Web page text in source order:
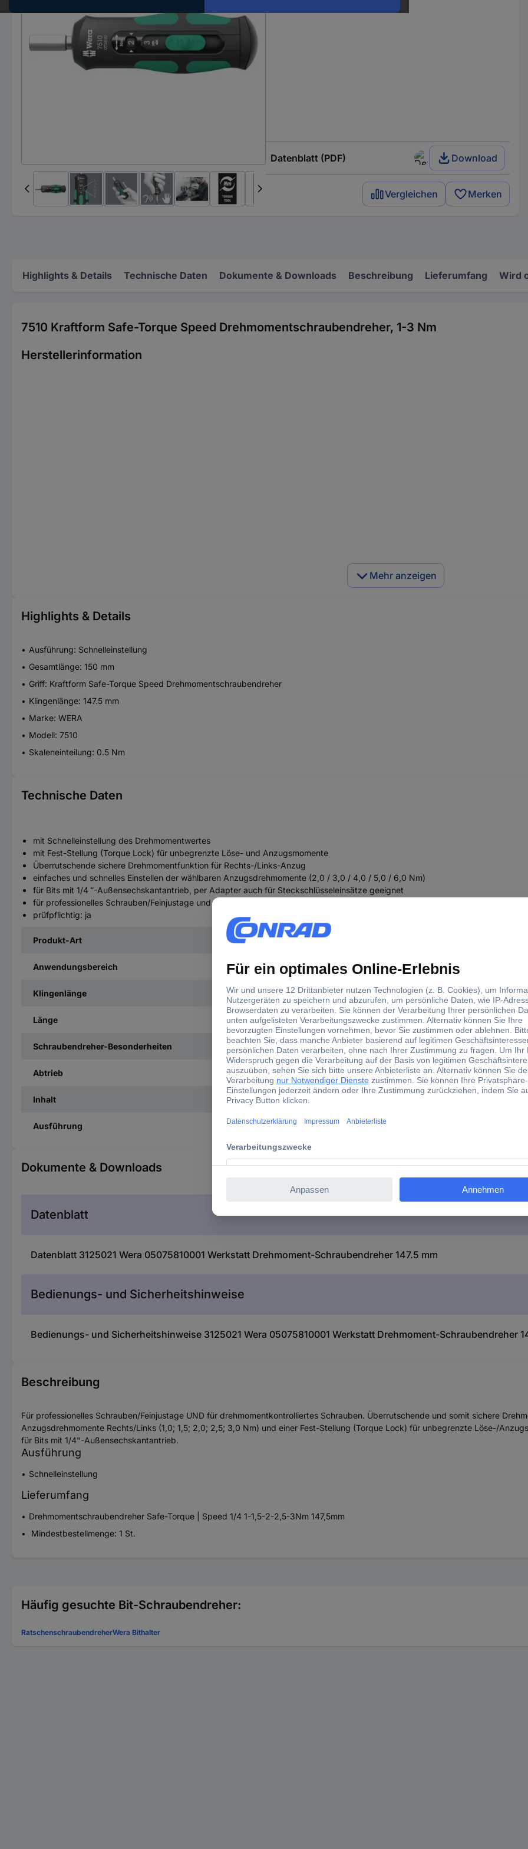
Datenblatt (PDF) Download
Vergleichen Merken
Highlights & Details Technische Daten Dokumente & Downloads Beschreibung Lieferumfang Wird
7510 Kraftform Safe-Torque Speed Drehmomentschraubendreher, 1-3 Nm
Herstellerinformation
Mehr anzeigen
Highlights & Details
Ausführung: Schnelleinstellung
Gesamtlänge: 150 mm
Griff: Kraftform Safe-Torque Speed Drehmomentschraubendreher
Klingenlänge: 147.5 mm
Marke: WERA
Modell: 7510
Skaleneinteilung: 0.5 Nm
Technische Daten
mit Schnelleinstellung des Drehmomentwertes
mit Fest-Stellung (Torque Lock) für unbegrenzte Löse- und Anzugsmomente
Überrutschende sichere Drehmomentfunktion für Rechts-/Links-Anzug
einfaches und schnelles Einstellen der wählbaren Anzugsdrehmomente (2,0 / 3,0 / 4,0 / 5,0 / 6,0 Nm)
für Bits mit 1/4 ʺ-Außensechskantantrieb, per Adapter auch für Steckschlüsseleinsätze geeignet
für professionelles Schrauben/Feinjustage und für drehmomentkontrolliertes Schrauben Weitere technische Eigenschaften:
prüfpflichtig: ja
Produkt-Art
Anwendungsbereich Werkstatt
Klingenlänge 147.5 mm
Länge 147.50 mm
Schraubendreher-Besonderheiten inkl.
Abtrieb 1/4" (6.3 mm)
Inhalt
Ausführung
Dokumente & Downloads
Datenblatt
Datenblatt 3125021 Wera 05075810001 Werkstatt Drehmoment-Schraubendreher 147.5 mm
Bedienungs- und Sicherheitshinweise
Bedienungs- und Sicherheitshinweise 3125021 Wera 05075810001 Werkstatt Drehmoment-Schraubendreher
Beschreibung
Für professionelles Schrauben/Feinjustage UND für drehmomentkontrolliertes Schrauben. Überrutschende und somit sichere
Anzugsdrehmomente Rechts/Links (1,0; 1,5; 2,0; 2,5; 3,0 Nm) und einer Fest-Stellung (Torque Lock) für unbegrenzte Löse-/
für Bits mit 1/4"-Außensechskantantrieb.
Ausführung
Schnelleinstellung
Lieferumfang
Drehmomentschraubendreher Safe-Torque | Speed 1/4 1-1,5-2-2,5-3Nm 147,5mm
Mindestbestellmenge: 1 St.
Häufig gesuchte Bit-Schraubendreher:
RatschenschraubendreherWera Bithalter